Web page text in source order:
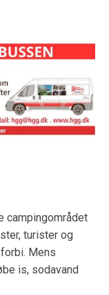
campingområdet
turister og
Mens
is, sodavand